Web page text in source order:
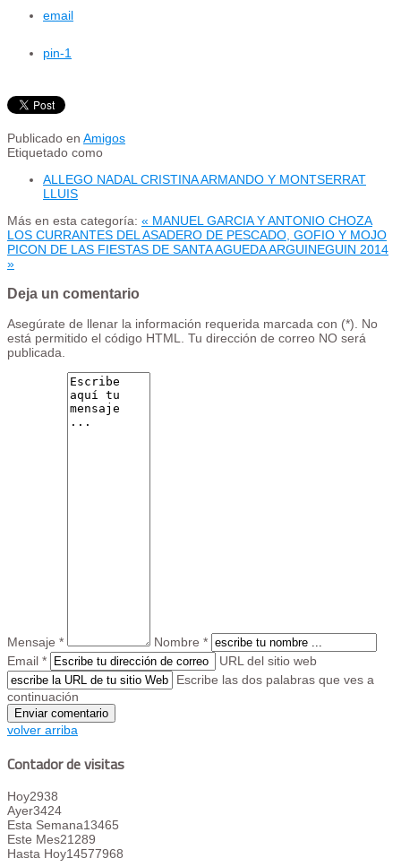
email
pin-1
Publicado en Amigos
Etiquetado como
ALLEGO NADAL CRISTINA ARMANDO Y MONTSERRAT
LLUIS
Más en esta categoría: « MANUEL GARCIA Y ANTONIO CHOZA
LOS CURRANTES DEL ASADERO DE PESCADO, GOFIO Y MOJO
PICON DE LAS FIESTAS DE SANTA AGUEDA ARGUINEGUIN 2014
»
Deja un comentario
Asegúrate de llenar la información requerida marcada con (*). No
está permitido el código HTML. Tu dirección de correo NO será
publicada.
Mensaje *
Nombre *
Email *
URL del sitio web
Escribe las dos palabras que ves a
continuación
volver arriba
Contador de visitas
Hoy2938
Ayer3424
Esta Semana13465
Este Mes21289
Hasta Hoy14577968